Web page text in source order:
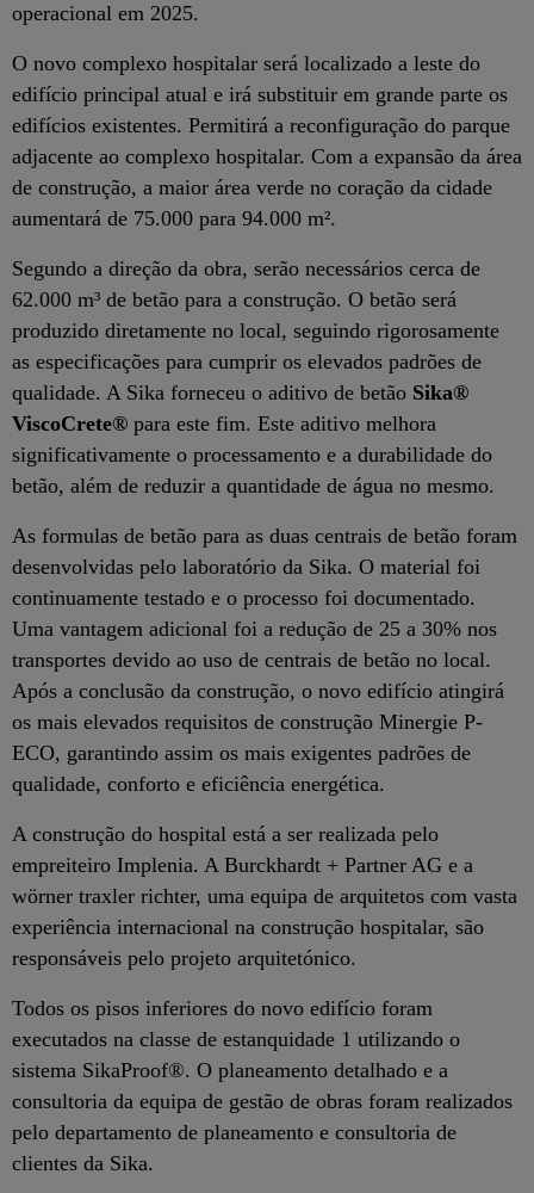
operacional em 2025.
O novo complexo hospitalar será localizado a leste do
edifício principal atual e irá substituir em grande parte os
edifícios existentes. Permitirá a reconfiguração do parque
adjacente ao complexo hospitalar. Com a expansão da área
de construção, a maior área verde no coração da cidade
aumentará de 75.000 para 94.000 m².
Segundo a direção da obra, serão necessários cerca de
62.000 m³ de betão para a construção. O betão será
produzido diretamente no local, seguindo rigorosamente
as especificações para cumprir os elevados padrões de
qualidade. A Sika forneceu o aditivo de betão Sika®
ViscoCrete® para este fim. Este aditivo melhora
significativamente o processamento e a durabilidade do
betão, além de reduzir a quantidade de água no mesmo.
As formulas de betão para as duas centrais de betão foram
desenvolvidas pelo laboratório da Sika. O material foi
continuamente testado e o processo foi documentado.
Uma vantagem adicional foi a redução de 25 a 30% nos
transportes devido ao uso de centrais de betão no local.
Após a conclusão da construção, o novo edifício atingirá
os mais elevados requisitos de construção Minergie P-
ECO, garantindo assim os mais exigentes padrões de
qualidade, conforto e eficiência energética.
A construção do hospital está a ser realizada pelo
empreiteiro Implenia. A Burckhardt + Partner AG e a
wörner traxler richter, uma equipa de arquitetos com vasta
experiência internacional na construção hospitalar, são
responsáveis pelo projeto arquitetónico.
Todos os pisos inferiores do novo edifício foram
executados na classe de estanquidade 1 utilizando o
sistema SikaProof®. O planeamento detalhado e a
consultoria da equipa de gestão de obras foram realizados
pelo departamento de planeamento e consultoria de
clientes da Sika.